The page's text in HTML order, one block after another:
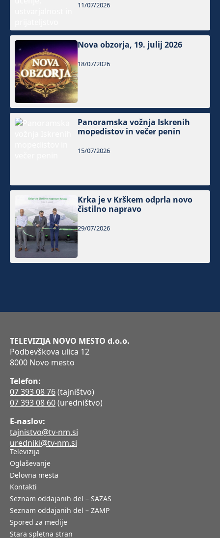
11/07/2026
Nova obzorja, 19. julij 2026
18/07/2026
Panoramska vožnja Iskrenih
mopedistov in večer penin
15/07/2026
Krka je v Krškem odprla novo
čistilno napravo
29/07/2026
TELEVIZIJA NOVO MESTO d.o.o.
Podbevškova ulica 12
8000 Novo mesto
Telefon:
07 393 08 76(tajništvo)
07 393 08 60(uredništvo)
E-naslov:
tajnistvo@tv-nm.si
uredniki@tv-nm.si
Televizija
Oglaševanje
Delovna mesta
Kontakti
Seznam oddajanih del – SAZAS
Seznam oddajanih del – ZAMP
Spored za medije
Stara spletna stran